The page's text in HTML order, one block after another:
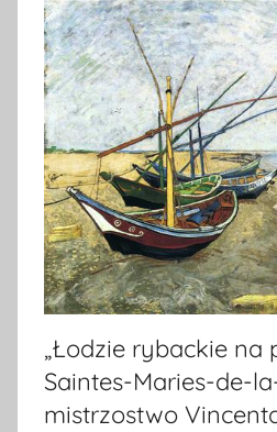
„Łodzie rybackie na
Saintes-Maries-de-
mistrzostwo